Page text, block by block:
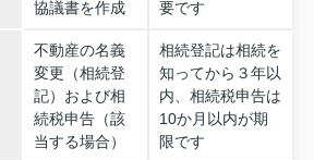
協議書を作成 要です
不動産の名義
変更（相続登
記）および相
続税申告（該
当する場合）
相続登記は相続を
知ってから３年以
内、相続税申告は
10か月以内が期
限です